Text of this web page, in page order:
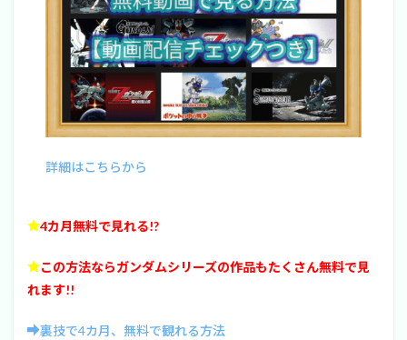
詳細はこちらから
4カ月無料で見れる!?
この方法ならガンダムシリーズの作品もたくさん無料で見
れます!!
裏技で4カ月、無料で観れる方法